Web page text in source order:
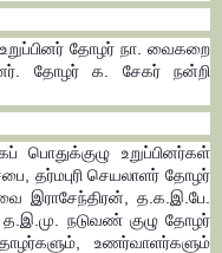
தோழர் நா. வைகறை
தோழர் க. சேகர் நன்றி
பொதுக்குழு உறுப்பினர்கள்
செயலாளர் தோழர்
இராசேந்திரன், த.க.இ.பே.
த.இ.மு. நடுவண் குழு தோழர்
உணர்வாளர்களும்